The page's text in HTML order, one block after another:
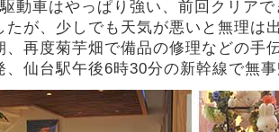
動車はやっぱり強い、前回クリア
たが、少しでも天気が悪いと無理は
、再度菊芋畑で備品の修理などの手
、仙台駅午後6時30分の新幹線で無